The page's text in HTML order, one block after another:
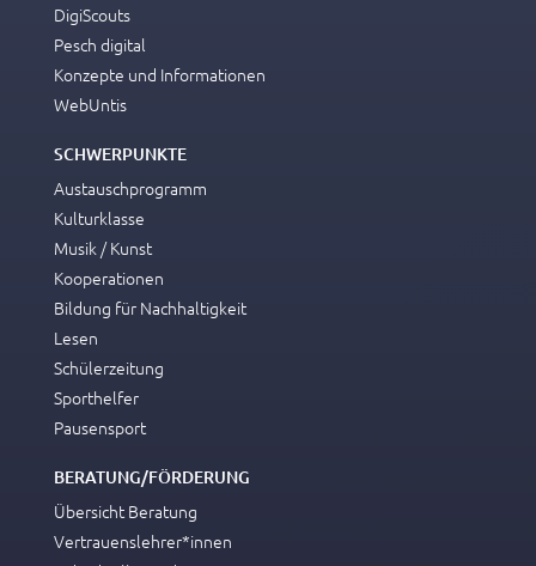
DigiScouts
Pesch digital
Konzepte und Informationen
WebUntis
SCHWERPUNKTE
Austauschprogramm
Kulturklasse
Musik / Kunst
Kooperationen
Bildung für Nachhaltigkeit
Lesen
Schülerzeitung
Sporthelfer
Pausensport
BERATUNG/FÖRDERUNG
Übersicht Beratung
Vertrauenslehrer*innen